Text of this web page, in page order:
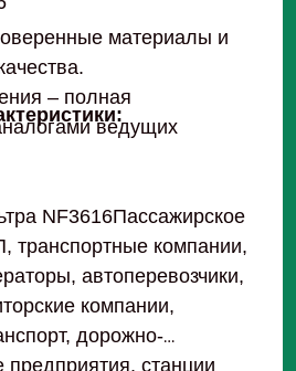
материалы и
– полная
ведущих
NF3616Пассажирское
транспортные компании,
автоперевозчики,
компании,
дорожно-
предприятия, станции